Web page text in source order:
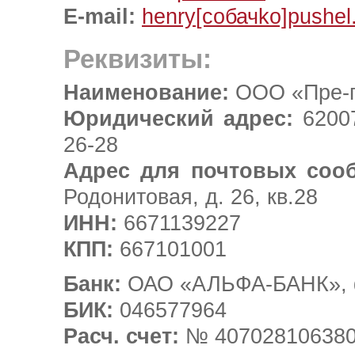
E-mail: henry[coбачkо]
Реквизиты:
Наименование: OOO
Юридический адрес:
26-28
Адрес для почтовых
Родонитовая, д. 26, кв.28
ИНН: 6671139227
КПП: 667101001
Банк: ОАО «АЛЬФА-БАНК»,
БИК: 046577964
Расч. счет: №